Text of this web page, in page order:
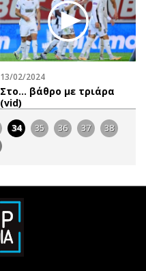
13/02/2024
Στο... βάθρο με τριάρα
(vid)
34 35 36 37 38